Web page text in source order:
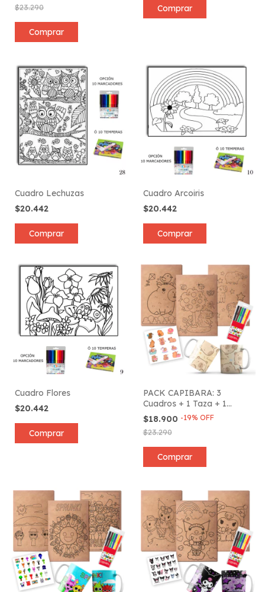
$23.290 Comprar
Cuadro Lechuzas
$20.442
Comprar
Cuadro Arcoiris
$20.442
Comprar
Cuadro Flores
$20.442
Comprar
PACK CAPIBARA: 3
Cuadros + 1 Taza + 1
Plancha de Stickers + 6
Marcadores
$18.900 -19% OFF
$23.290